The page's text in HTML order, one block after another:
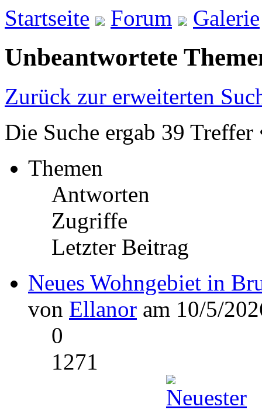
Startseite Forum Galerie
Unbeantwortete
Zurück zur erweiterten
Die Suche ergab 39 Treffer
Themen
Antworten
Zugriffe
Letzter Beitrag
Neues Wohngebiet in
von Ellanor am 10/5/
0
1271